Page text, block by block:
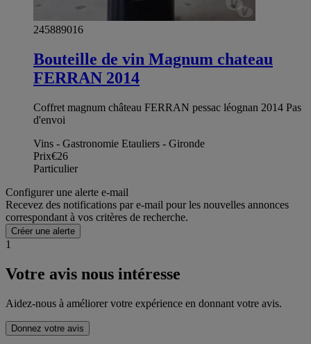
245889016
Bouteille de vin Magnum chateau
FERRAN 2014
Coffret magnum château FERRAN pessac léognan 2014 Pas
d'envoi
Vins - Gastronomie Etauliers - Gironde
Prix€26
Particulier
Configurer une alerte e-mail
Recevez des notifications par e-mail pour les nouvelles annonces
correspondant à vos critères de recherche.
Créer une alerte
1
Votre avis nous intéresse
Aidez-nous à améliorer votre expérience en donnant votre avis.
Donnez votre avis